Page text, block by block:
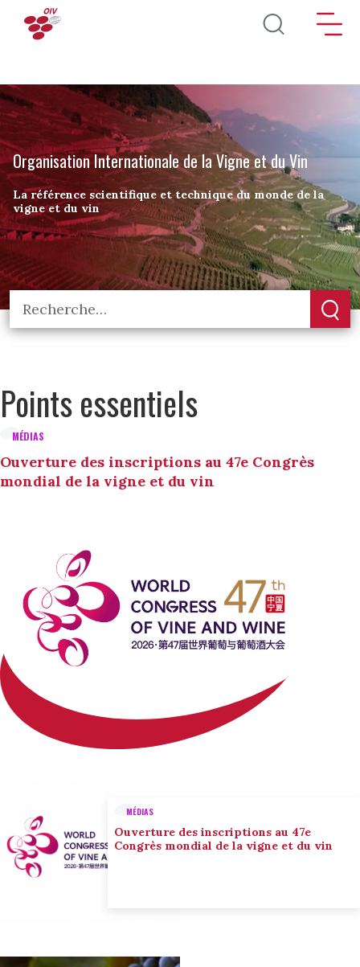
Aller au contenu principal
Organisation Internationale de la Vigne et du Vin
La référence scientifique et technique du monde de la
vigne et du vin
Points essentiels
MÉDIAS
Ouverture des inscriptions au 47e Congrès
mondial de la vigne et du vin
MÉDIAS
Ouverture des inscriptions au 47e
Congrès mondial de la vigne et du vin